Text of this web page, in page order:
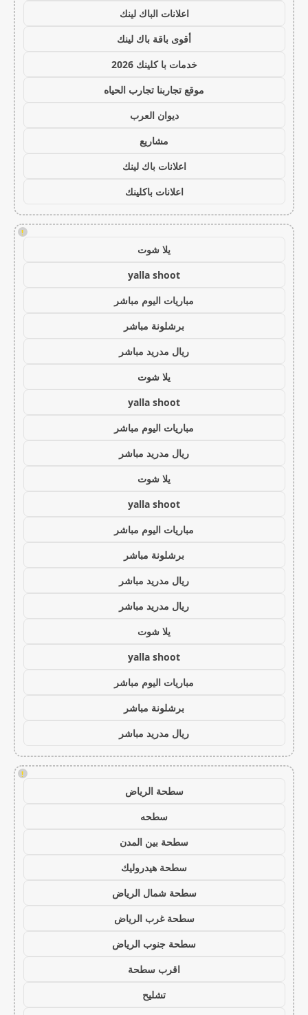
اعلانات الباك لينك
أقوى باقة باك لينك
خدمات با كلينك 2026
موقع تجاربنا تجارب الحياه
ديوان العرب
مشاريع
اعلانات باك لينك
اعلانات باكلينك
!
يلا شوت
yalla shoot
مباريات اليوم مباشر
برشلونة مباشر
ريال مدريد مباشر
يلا شوت
yalla shoot
مباريات اليوم مباشر
ريال مدريد مباشر
يلا شوت
yalla shoot
مباريات اليوم مباشر
برشلونة مباشر
ريال مدريد مباشر
ريال مدريد مباشر
يلا شوت
yalla shoot
مباريات اليوم مباشر
برشلونة مباشر
ريال مدريد مباشر
!
سطحة الرياض
سطحه
سطحة بين المدن
سطحة هيدروليك
سطحة شمال الرياض
سطحة غرب الرياض
سطحة جنوب الرياض
اقرب سطحة
تشليح